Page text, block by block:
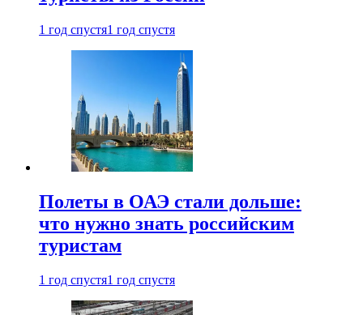
1 год спустя1 год спустя
Полеты в ОАЭ стали дольше:
что нужно знать российским
туристам
1 год спустя1 год спустя